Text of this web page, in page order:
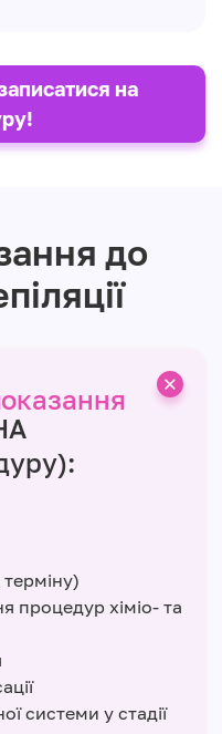
на
до
терміну)
процедур хіміо- та
системи у стадії